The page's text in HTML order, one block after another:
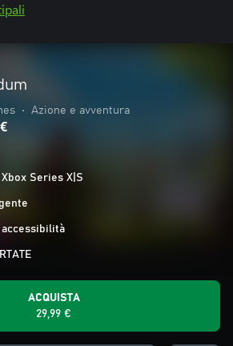
• Azione e avventura
Series X|S
ACQUISTA
29,99 €